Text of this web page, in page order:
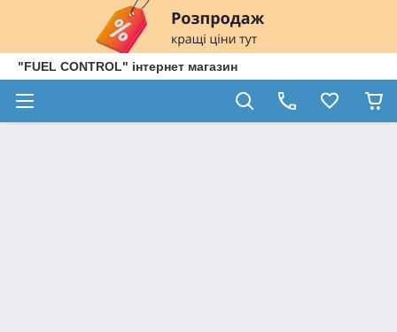
"FUEL CONTROL" інтернет магазин